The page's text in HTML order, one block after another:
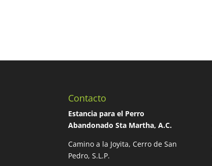
Contacto
Estancia para el Perro
Abandonado Sta Martha, A.C.
Camino a la Joyita, Cerro de San
Pedro, S.L.P.